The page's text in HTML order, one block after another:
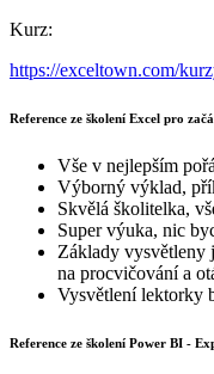
Kurz:
https://exceltown.com/
Reference ze školení Excel pro
Vše v nejlepším
Výborný výklad,
Skvělá školitelka,
Super výuka, nic
Základy vysvětleny
na procvičování a
Vysvětlení lektorky
Reference ze školení Power BI -